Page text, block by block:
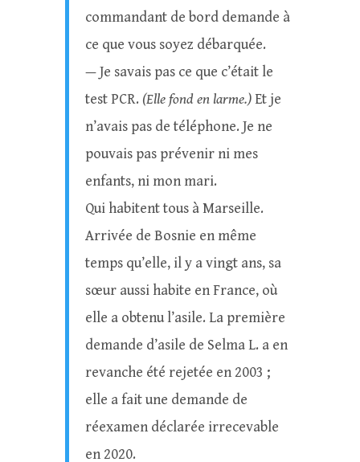
commandant de bord demande à
ce que vous soyez débarquée.
— Je savais pas ce que c’était le
test PCR. (Elle fond en larme.)Et je
n’avais pas de téléphone. Je ne
pouvais pas prévenir ni mes
enfants, ni mon mari.
Qui habitent tous à Marseille.
Arrivée de Bosnie en même
temps qu’elle, il y a vingt ans, sa
sœur aussi habite en France, où
elle a obtenu l’asile. La première
demande d’asile de Selma L. a en
revanche été rejetée en 2003 ;
elle a fait une demande de
réexamen déclarée irrecevable
en 2020.